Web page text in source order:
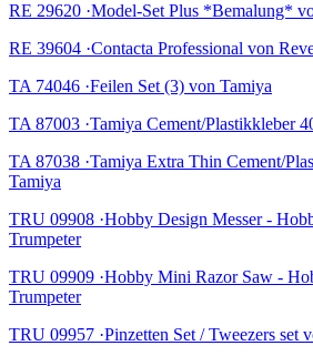
RE 29620 ·Model-Set Plus *Bemalung*
RE 39604 ·Contacta Professional von
TA 74046 ·Feilen Set (3) von Tamiya
TA 87003 ·Tamiya Cement/Plastikkleber
TA 87038 ·Tamiya Extra Thin Cement/
Tamiya
TRU 09908 ·Hobby Design Messer -
Trumpeter
TRU 09909 ·Hobby Mini Razor Saw -
Trumpeter
TRU 09957 ·Pinzetten Set / Tweezers set